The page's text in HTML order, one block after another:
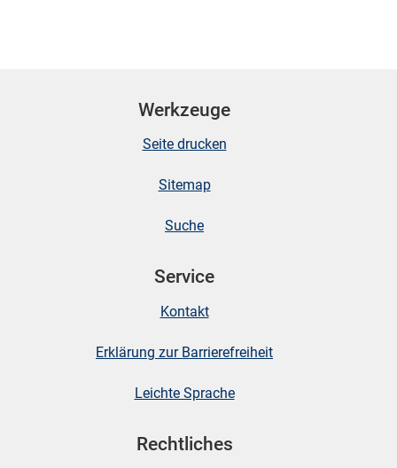
Werkzeuge
Seite drucken
Sitemap
Suche
Service
Kontakt
Erklärung zur Barrierefreiheit
Leichte Sprache
Rechtliches